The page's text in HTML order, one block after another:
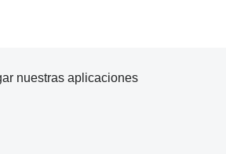
nuestras aplicaciones